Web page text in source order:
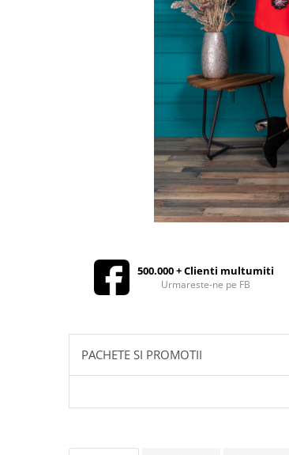
500.000 + Clienti multumiti
Urmareste-ne pe FB
PACHETE SI PROMOTII